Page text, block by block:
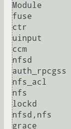
Module
fuse
ctr
uinput
ccm
nfsd
nfs_acl
nfs
lockd
nfsd,nfs
grace